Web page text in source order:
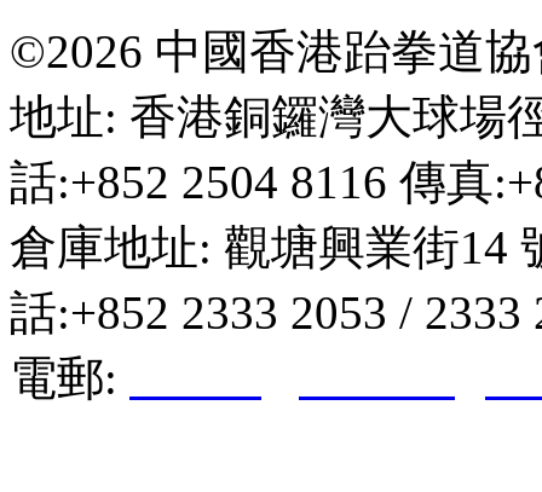
©2026 中國香港跆拳道
地址: 香港銅鑼灣大球場
話:+852 2504 8116 傳真
倉庫地址: 觀塘興業街14
話:+852 2333 2053 /
電郵: